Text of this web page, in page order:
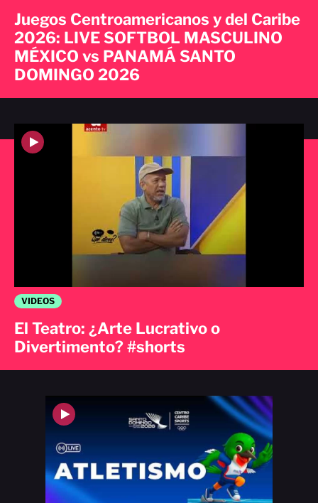
VIDEOS
El Teatro: ¿Arte Lucrativo o
Divertimento? #shorts
Juegos Centroamericanos y del Caribe
2026: LIVE SOFTBOL MASCULINO
MÉXICO vs PANAMÁ SANTO
DOMINGO 2026